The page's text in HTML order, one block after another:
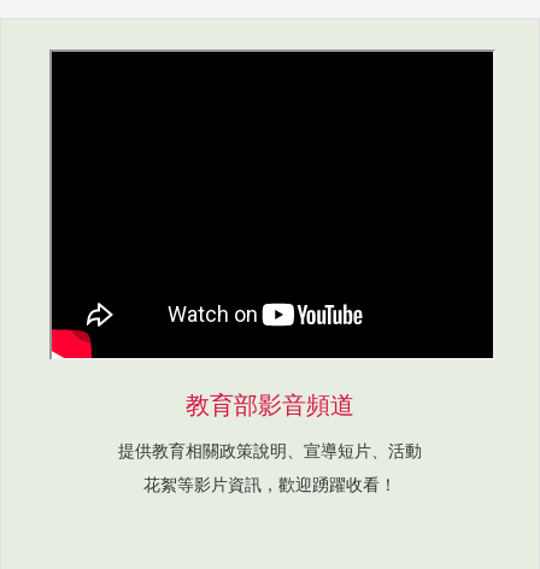
教育部影音頻道
提供教育相關政策說明、宣導短片、活動
花絮等影片資訊，歡迎踴躍收看！